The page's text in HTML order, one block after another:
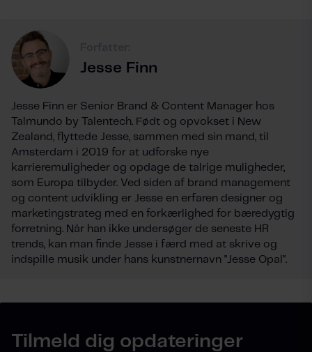
Jesse Finn
Jesse Finn er Senior Brand & Content Manager hos
Talmundo by Talentech. Født og opvokset i New
Zealand, flyttede Jesse, sammen med sin mand, til
Amsterdam i 2019 for at udforske nye
karrieremuligheder og opdage de talrige muligheder,
som Europa tilbyder. Ved siden af brand management
og content udvikling er Jesse en erfaren designer og
marketingstrateg med en forkærlighed for bæredygtig
forretning. Når han ikke undersøger de seneste HR
trends, kan man finde Jesse i færd med at skrive og
indspille musik under hans kunstnernavn "Jesse Opal".
Tilmeld dig opdateringer